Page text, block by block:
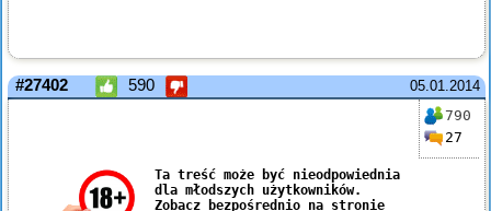
05.01.2014
#27402 590
790
27